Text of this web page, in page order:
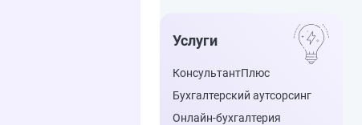
Услуги
КонсультантПлюс
Бухгалтерский аутсорсинг
Онлайн-бухгалтерия